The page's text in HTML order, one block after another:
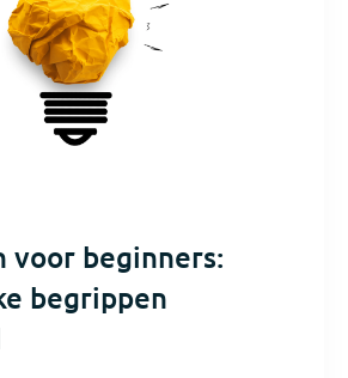
voor beginners:
begrippen